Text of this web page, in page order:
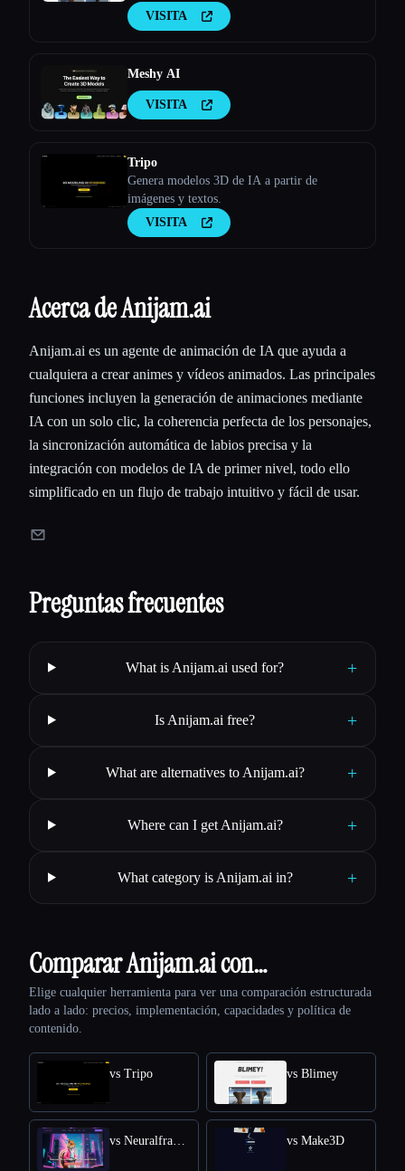
VISITA
Meshy AI
VISITA
Tripo
Genera modelos 3D de IA a partir de
imágenes y textos.
VISITA
Acerca de Anijam.ai
Anijam.ai es un agente de animación de IA que ayuda a
cualquiera a crear animes y vídeos animados. Las principales
funciones incluyen la generación de animaciones mediante
IA con un solo clic, la coherencia perfecta de los personajes,
la sincronización automática de labios precisa y la
integración con modelos de IA de primer nivel, todo ello
simplificado en un flujo de trabajo intuitivo y fácil de usar.
Preguntas frecuentes
What is Anijam.ai used for? +
Is Anijam.ai free? +
What are alternatives to Anijam.ai? +
Where can I get Anijam.ai? +
What category is Anijam.ai in? +
Comparar Anijam.ai con…
Elige cualquier herramienta para ver una comparación estructurada
lado a lado: precios, implementación, capacidades y política de
contenido.
vs Tripo vs Blimey
vs Make3D